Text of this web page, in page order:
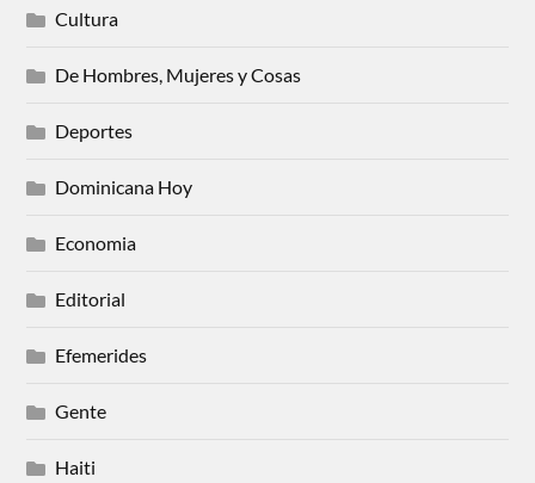
Cultura
De Hombres, Mujeres y Cosas
Deportes
Dominicana Hoy
Economia
Editorial
Efemerides
Gente
Haiti